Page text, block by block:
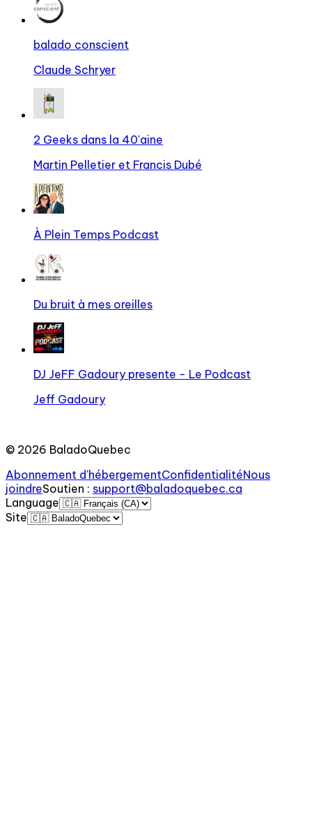
balado conscient
Claude Schryer
2 Geeks dans la 40'aine
Martin Pelletier et Francis Dubé
À Plein Temps Podcast
Du bruit à mes oreilles
DJ JeFF Gadoury presente - Le Podcast
Jeff Gadoury
© 2026 BaladoQuebec
Abonnement d'hébergementConfidentialitéNous
joindreSoutien : support@baladoquebec.ca
Language
Site